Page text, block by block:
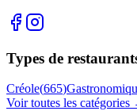
Types de
Créole(665)
Voir toutes les catégories